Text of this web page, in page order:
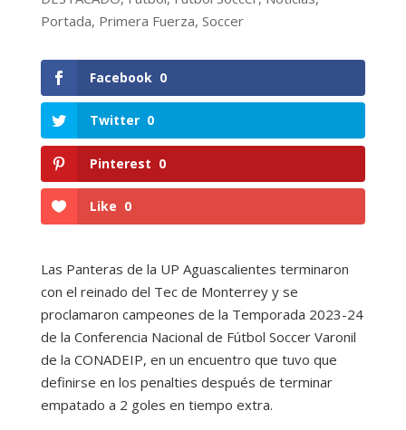
Portada, Primera Fuerza, Soccer
Facebook 0
Twitter 0
Pinterest 0
Like 0
Las Panteras de la UP Aguascalientes terminaron
con el reinado del Tec de Monterrey y se
proclamaron campeones de la Temporada 2023-24
de la Conferencia Nacional de Fútbol Soccer Varonil
de la CONADEIP, en un encuentro que tuvo que
definirse en los penalties después de terminar
empatado a 2 goles en tiempo extra.